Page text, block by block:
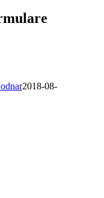
2018-08-